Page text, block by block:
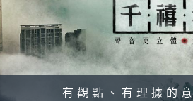
有觀點、有理據的